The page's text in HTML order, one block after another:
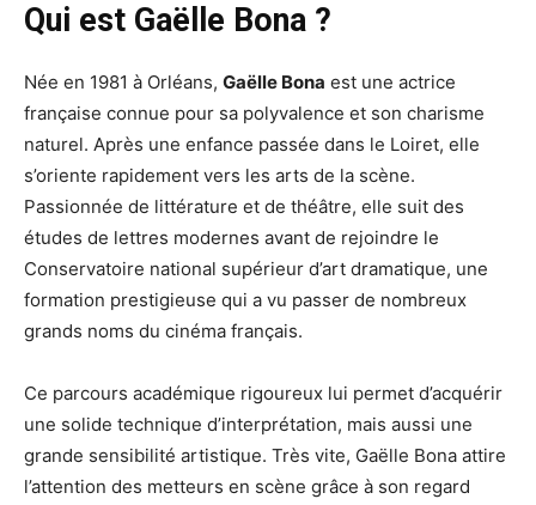
Qui est Gaëlle Bona ?
Née en 1981 à Orléans, Gaëlle Bona est une actrice
française connue pour sa polyvalence et son charisme
naturel. Après une enfance passée dans le Loiret, elle
s’oriente rapidement vers les arts de la scène.
Passionnée de littérature et de théâtre, elle suit des
études de lettres modernes avant de rejoindre le
Conservatoire national supérieur d’art dramatique, une
formation prestigieuse qui a vu passer de nombreux
grands noms du cinéma français.
Ce parcours académique rigoureux lui permet d’acquérir
une solide technique d’interprétation, mais aussi une
grande sensibilité artistique. Très vite, Gaëlle Bona attire
l’attention des metteurs en scène grâce à son regard